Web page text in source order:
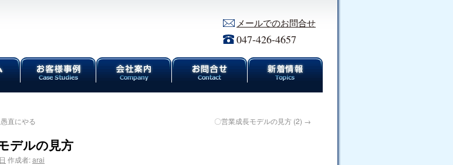
メールでのお問合せ
047-426-4657
直にやる 〇営業成長モデルの見方 (2) →
デルの見方
作成者:arai